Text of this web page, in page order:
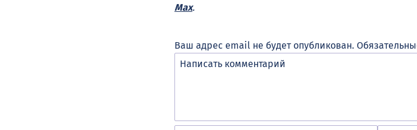
Max.
Ваш адрес email не будет опубликован.